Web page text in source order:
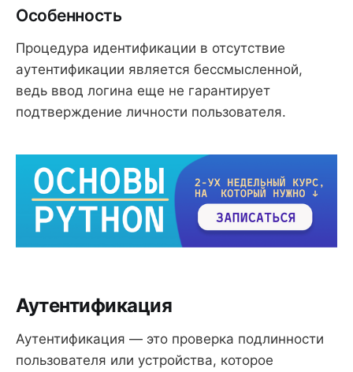
Особенность
Процедура идентификации в отсутствие
аутентификации является бессмысленной,
ведь ввод логина еще не гарантирует
подтверждение личности пользователя.
Аутентификация
Аутентификация — это проверка подлинности
пользователя или устройства, которое